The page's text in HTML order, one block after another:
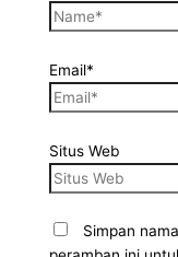
Email*
Situs Web
Simpan